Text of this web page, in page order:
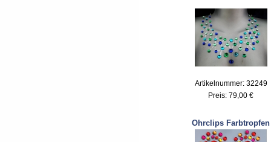
Artikelnummer: 32249
Preis: 79,00 €
Ohrclips Farbtropfen